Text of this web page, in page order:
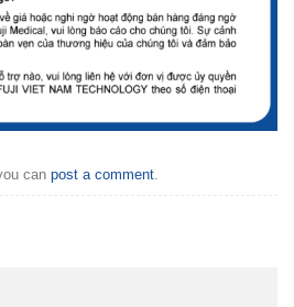
can post a comment.